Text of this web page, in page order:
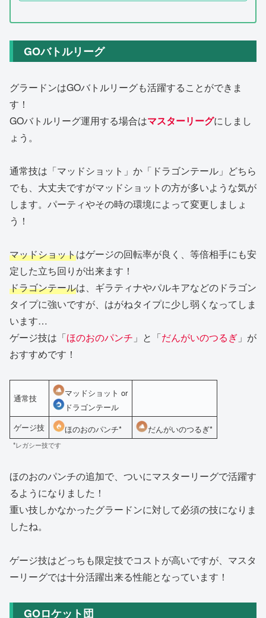
GOバトルリーグ
グラードンはGOバトルリーグも活躍することができま
す！
GOバトルリーグ運用する場合はマスターリーグにしまし
ょう。
通常技は「マッドショット」か「ドラゴンテール」どちら
でも、大丈夫ですがマッドショットの方が多いような気が
します。パーティやその時の環境によって変更しましょ
う！
マッドショットはゲージの回転率が良く、等倍相手にも安
定した立ち回りが出来ます！
ドラゴンテールは、ギラティナやパルキアなどのドラゴン
タイプに強いですが、はがねタイプに少し弱くなってしま
います…
ゲージ技は「ほのおのパンチ 」と「だんがいのつるぎ 」が
おすすめです！
通常技
マッドショット or
ドラゴンテール
ゲージ技
ほのおのパンチ* だんがいのつるぎ*
*レガシー技です
ほのおのパンチの追加で、ついにマスターリーグで活躍す
るようになりました！
重い技しかなかったグラードンに対して必須の技になりま
したね。
ゲージ技はどっちも限定技でコストが高いですが、マスタ
ーリーグでは十分活躍出来る性能となっています！
GOロケット団